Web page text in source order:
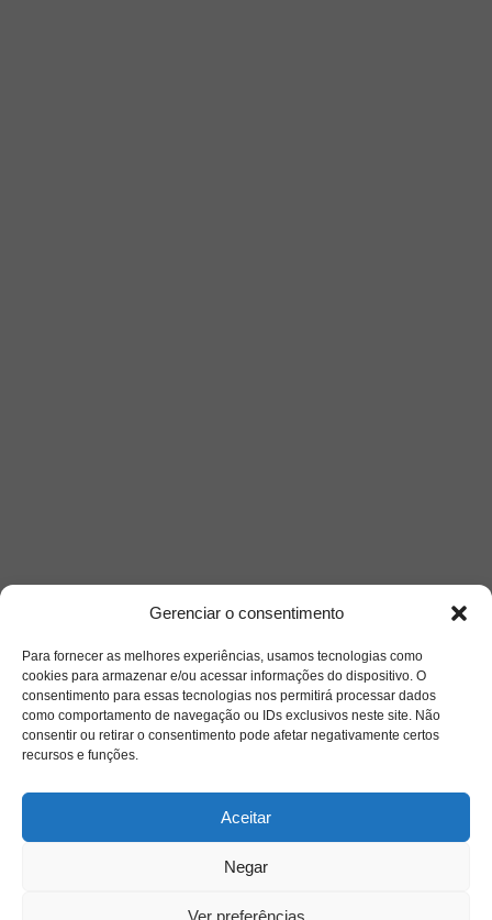
Gerenciar o consentimento
Para fornecer as melhores experiências, usamos tecnologias como
cookies para armazenar e/ou acessar informações do dispositivo. O
consentimento para essas tecnologias nos permitirá processar dados
como comportamento de navegação ou IDs exclusivos neste site. Não
consentir ou retirar o consentimento pode afetar negativamente certos
recursos e funções.
Aceitar
Negar
Ver preferências